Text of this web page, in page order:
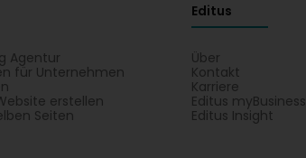
Agentur
für Unternehmen
erstellen
Seiten
Editus
Über
Kontakt
Karriere
Editus myBusiness
Editus Insight